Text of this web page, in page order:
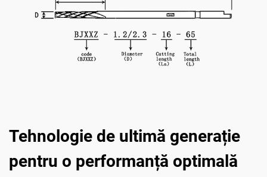
Tehnologie de ultimă generație
pentru o performanță optimală